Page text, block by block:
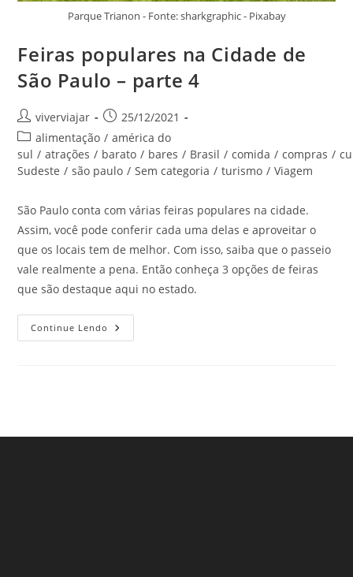
Parque Trianon - Fonte: sharkgraphic - Pixabay
Feiras populares na Cidade de
São Paulo – parte 4
Autor
do
post:
viverviajar
Post
publicado:
25/12/2021
Categoria
do
post:
alimentação / américa do
sul / atrações / barato / bares / Brasil / comida / compras /
Sudeste / são paulo / Sem categoria / turismo / Viagem
São Paulo conta com várias feiras populares na cidade.
Assim, você pode conferir cada uma delas e aproveitar o
que os locais tem de melhor. Com isso, saiba que o passeio
vale realmente a pena. Então conheça 3 opções de feiras
que são destaque aqui no estado.
Continue Lendo Feiras
Populares